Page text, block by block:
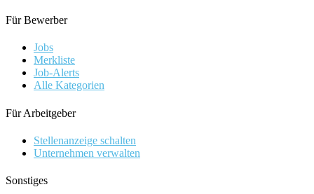
Für Bewerber
Jobs
Merkliste
Job-Alerts
Alle Kategorien
Für Arbeitgeber
Stellenanzeige schalten
Unternehmen verwalten
Sonstiges